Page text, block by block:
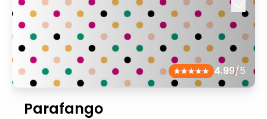
4.99/5
Parafango